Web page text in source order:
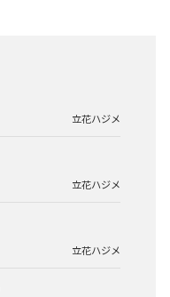
立花ハジメ
立花ハジメ
立花ハジメ